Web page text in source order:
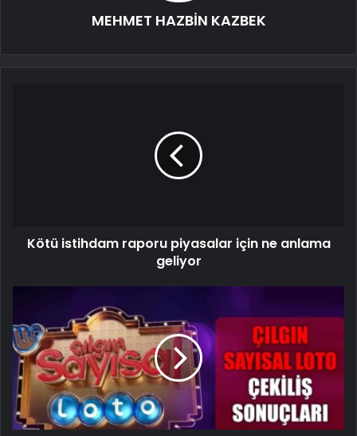
MEHMET HAZBİN KAZBEK
Kötü istihdam raporu piyasalar için ne anlama
geliyor